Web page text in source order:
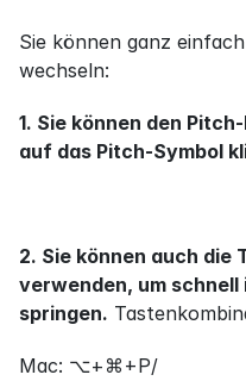
Sie können ganz
wechseln:
1. Sie können den
auf das Pitch-Symbol
2. Sie können auch die
verwenden, um schnell
springen.
Mac: ⌥+⌘+P/